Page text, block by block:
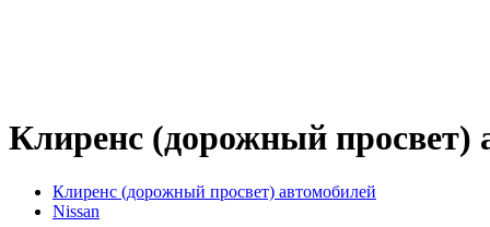
Клиренс (дорожный просвет)
Клиренс (дорожный просвет) автомобилей
Nissan